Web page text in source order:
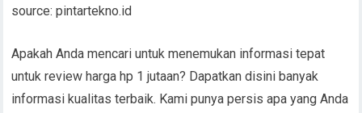
source: pintartekno.id
Apakah Anda mencari untuk menemukan informasi tepat
untuk review harga hp 1 jutaan? Dapatkan disini banyak
informasi kualitas terbaik. Kami punya persis apa yang Anda